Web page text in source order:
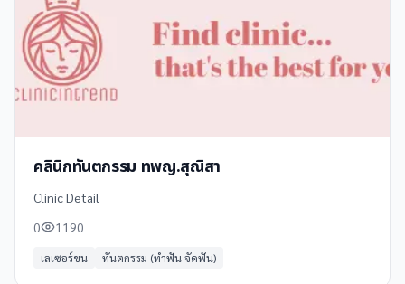
คลินิกทันตกรรม ทพญ.สุณิสา
Clinic Detail
0
1190
เลเซอร์ขน ทันตกรรม (ทำฟัน จัดฟัน)